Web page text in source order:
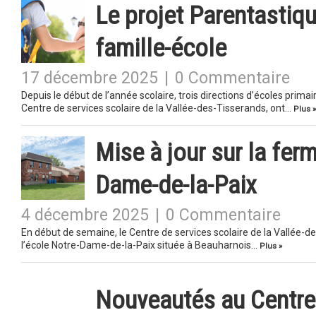
Le projet
famille-école
17 décembre 2025 0 Commentaire
Depuis le début de l’année scolaire, trois directions d’écoles
Centre de services scolaire de la Vallée-des-Tisserands, ont…
Plus »
Mise à jour sur la
Dame-de-la-Paix
4 décembre 2025 0 Commentaire
En début de semaine, le Centre de services scolaire de la
l’école Notre-Dame-de-la-Paix située à Beauharnois…
Plus »
Nouveautés au